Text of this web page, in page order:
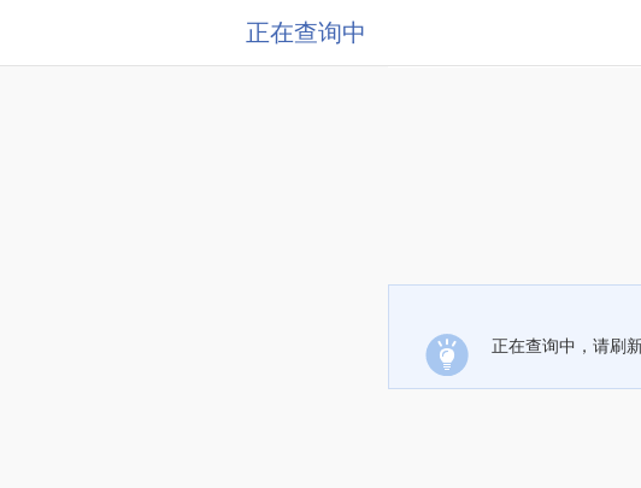
正在查询中
正在查询中，请刷